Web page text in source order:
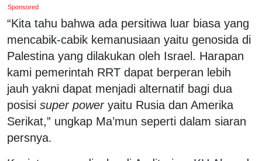
Sponsored
“Kita tahu bahwa ada persitiwa luar biasa yang
mencabik-cabik kemanusiaan yaitu genosida di
Palestina yang dilakukan oleh Israel. Harapan
kami pemerintah RRT dapat berperan lebih
jauh yakni dapat menjadi alternatif bagi dua
posisi super poweryaitu Rusia dan Amerika
Serikat,” ungkap Ma’mun seperti dalam siaran
persnya.